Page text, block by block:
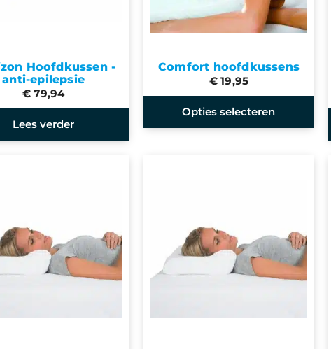
Hoofdkussen -
anti-epilepsie
€ 79,94
Lees verder
Comfort hoofdkussens
€ 19,95
Opties selecteren